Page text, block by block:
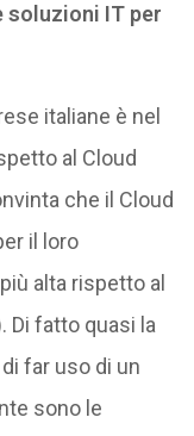
soluzioni IT per
italiane è nel
al Cloud
che il Cloud
il loro
alta rispetto al
Di fatto quasi la
far uso di un
sono le